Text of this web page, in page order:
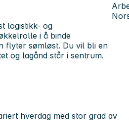
logistikk- og
i å binde
flyter sømløst. Du vil bli en
og lagånd står i sentrum.
hverdag med stor grad av